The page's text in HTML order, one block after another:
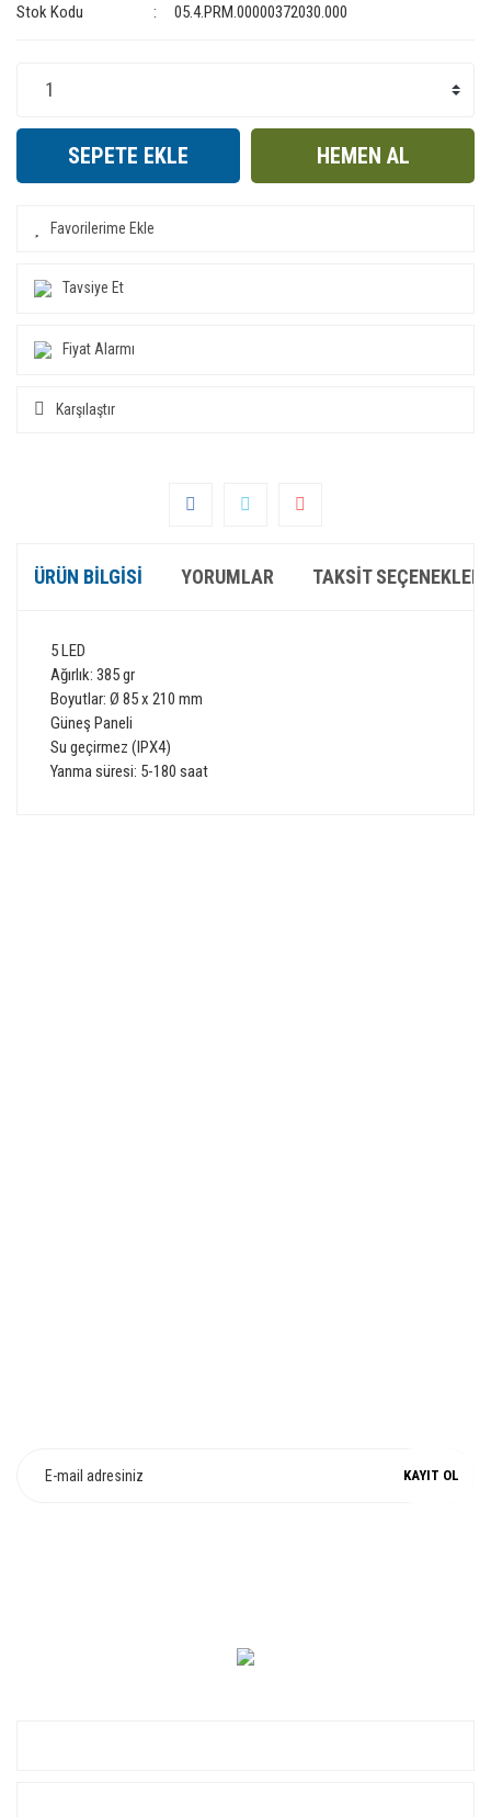
Stok Kodu
05.4.PRM.00000372030.000
SEPETE EKLE HEMEN AL
Tavsiye Et
Fiyat Alarmı
Karşılaştır
ÜRÜN BILGISI YORUMLAR TAKSIT SEÇENEKLERI
5LED
Ağırlık: 385 gr
Boyutlar: Ø 85x 210 mm
Güneş Paneli
Su geçirmez (IPX4)
Yanma süresi: 5-180 saat
KAYIT OL